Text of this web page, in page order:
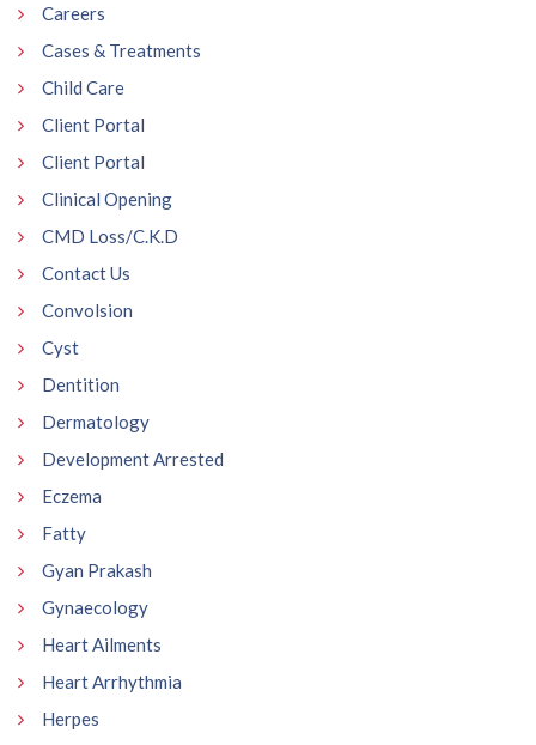
Careers
Cases & Treatments
Child Care
Client Portal
Client Portal
Clinical Opening
CMD Loss/C.K.D
Contact Us
Convolsion
Cyst
Dentition
Dermatology
Development Arrested
Eczema
Fatty
Gyan Prakash
Gynaecology
Heart Ailments
Heart Arrhythmia
Herpes